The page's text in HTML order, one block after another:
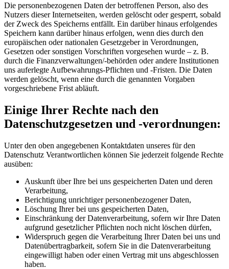
Die personenbezogenen Daten der betroffenen Person, also des
Nutzers dieser Internetseiten, werden gelöscht oder gesperrt, sobald
der Zweck des Speicherns entfällt. Ein darüber hinaus erfolgendes
Speichern kann darüber hinaus erfolgen, wenn dies durch den
europäischen oder nationalen Gesetzgeber in Verordnungen,
Gesetzen oder sonstigen Vorschriften vorgesehen wurde – z. B.
durch die Finanzverwaltungen/-behörden oder andere Institutionen
uns auferlegte Aufbewahrungs-Pflichten und -Fristen. Die Daten
werden gelöscht, wenn eine durch die genannten Vorgaben
vorgeschriebene Frist abläuft.
Einige Ihrer Rechte nach den
Datenschutzgesetzen und -verordnungen:
Unter den oben angegebenen Kontaktdaten unseres für den
Datenschutz Verantwortlichen können Sie jederzeit folgende Rechte
ausüben:
Auskunft über Ihre bei uns gespeicherten Daten und deren
Verarbeitung,
Berichtigung unrichtiger personenbezogener Daten,
Löschung Ihrer bei uns gespeicherten Daten,
Einschränkung der Datenverarbeitung, sofern wir Ihre Daten
aufgrund gesetzlicher Pflichten noch nicht löschen dürfen,
Widerspruch gegen die Verarbeitung Ihrer Daten bei uns und
Datenübertragbarkeit, sofern Sie in die Datenverarbeitung
eingewilligt haben oder einen Vertrag mit uns abgeschlossen
haben.